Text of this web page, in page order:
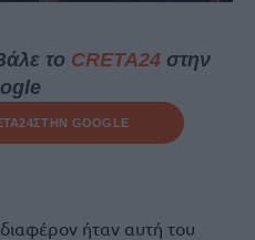
το CRETA24στην
ΣΤΗΝ GOOGLE
ήταν αυτή του